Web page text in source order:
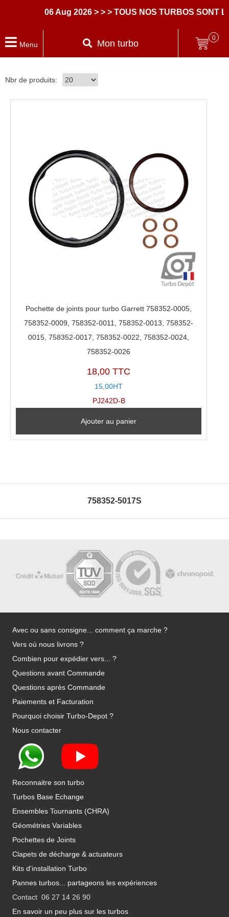
06 Aug 2026 > > > TOUS NOS TURBOS SONT
Menu Mon turbo
0
Nbr de produits:
Pochette de joints pour turbo Garrett 758352-0005,
758352-0009, 758352-0011, 758352-0013, 758352-
0015, 758352-0017, 758352-0022, 758352-0024,
758352-0026
18,00 TTC
15,00HT
PJ242D-B
Ajouter au panier
758352-5017S
Avec ou sans consigne... comment ça marche ?
Vers où nous livrons ?
Combien pour expédier vers... ?
Questions avant Commande
Questions après Commande
Paiements et Facturation
Pourquoi choisir Turbo-Depot ?
Nous contacter
Reconnaitre son turbo
Turbos Base Echange
Ensembles Tournants (CHRA)
Géométries Variables
Pochettes de Joints
Clapets de décharge & actuateurs
Kits d'installation Turbo
Pannes turbos... partageons les expériences
Contact 06 27 14 26 90
En savoir un peu plus sur les turbos